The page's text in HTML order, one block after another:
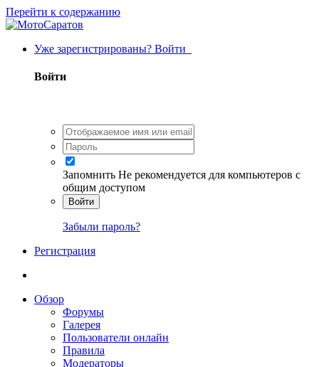
Перейти к содержанию
Уже зарегистрированы? Войти
Войти
Запомнить Не рекомендуется для компьютеров с
общим доступом
Войти
Забыли пароль?
Регистрация
Обзор
Форумы
Галерея
Пользователи онлайн
Правила
Модераторы